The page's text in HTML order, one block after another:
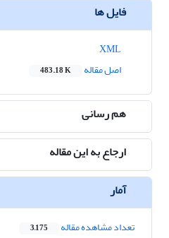
فایل ها
اصل مقاله
483.18 K
هم رسانی
ارجاع به این مقاله
آمار
تعداد مشاهده مقاله 3,175